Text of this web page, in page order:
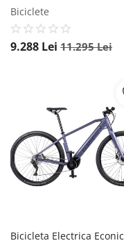
Biciclete
9.288 Lei 11.295Lei